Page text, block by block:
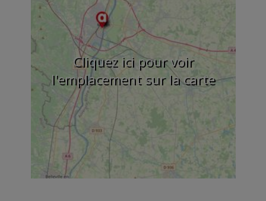
Cliquez ici pour voir
l'emplacement sur la carte